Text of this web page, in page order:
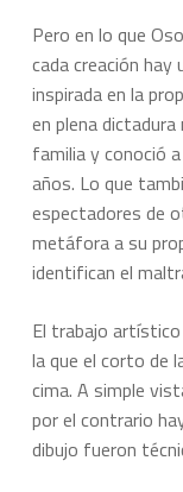
Pero en lo que
cada creación
inspirada en la
en plena
familia y conoció
años. Lo que
espectadores de
metáfora a su
identifican el
El trabajo
la que el corto de
cima. A simple
por el contrario
dibujo fueron